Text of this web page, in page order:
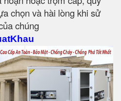
chọn và hài lòng khi sử
chúng